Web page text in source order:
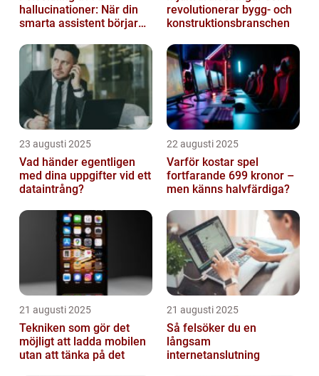
hallucinationer: När din
smarta assistent börjar
revolutionerar bygg- och
konstruktionsbranschen
23 augusti 2025
Vad händer egentligen
med dina uppgifter vid ett
dataintrång?
22 augusti 2025
Varför kostar spel
fortfarande 699 kronor –
men känns halvfärdiga?
21 augusti 2025
Tekniken som gör det
möjligt att ladda mobilen
utan att tänka på det
21 augusti 2025
Så felsöker du en
långsam
internetanslutning